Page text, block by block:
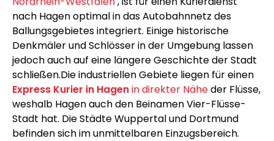
nach Hagen optimal in das Autobahnnetz des
Ballungsgebietes integriert. Einige historische
Denkmäler und Schlösser in der Umgebung lassen
jedoch auch auf eine längere Geschichte der Stadt
schließen.Die industriellen Gebiete liegen für einen
Express Kurier in Hagenin direkter Näheder Flüsse,
weshalb Hagen auch den Beinamen Vier-Flüsse-
Stadt hat. Die Städte Wuppertal und Dortmund
befinden sich im unmittelbaren Einzugsbereich.